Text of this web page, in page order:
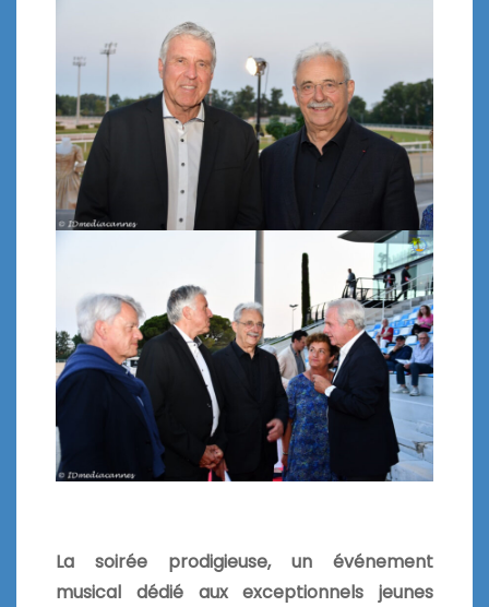
La soirée prodigieuse, un événement
musical dédié aux exceptionnels jeunes